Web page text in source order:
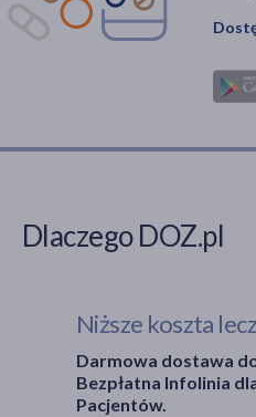
Dlaczego DOZ.pl
Niższe koszta
Darmowa dostawa
Bezpłatna Infolinia
Pacjentów.